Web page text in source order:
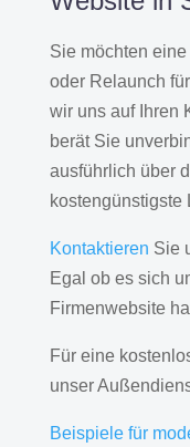
Sie möchten
oder Relaunch
wir uns auf Ihren
berät Sie
ausführlich über
kostengünstigste
Kontaktieren Sie
Egal ob es sich
Firmenwebsite
Für eine
unser
Beispiele für